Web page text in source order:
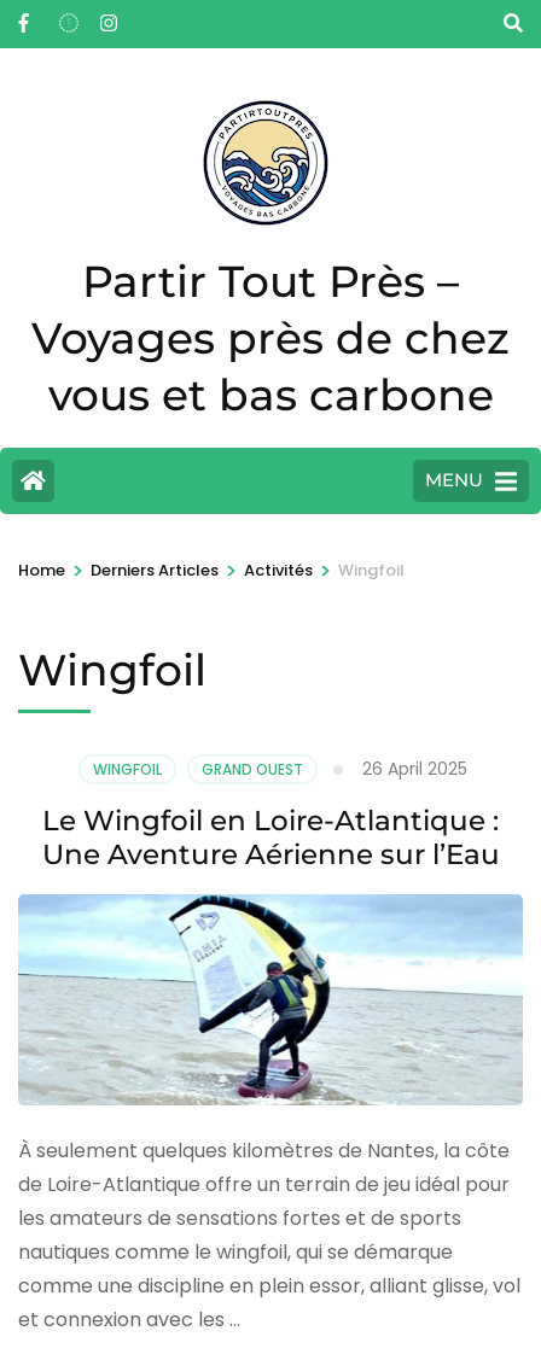
Partir Tout Près –
Voyages près de chez
vous et bas carbone
MENU
Home > Derniers Articles > Activités > Wingfoil
Wingfoil
WINGFOIL GRAND OUEST 26 April 2025
Le Wingfoil en Loire-Atlantique :
Une Aventure Aérienne sur l’Eau
À seulement quelques kilomètres de Nantes, la côte
de Loire-Atlantique offre un terrain de jeu idéal pour
les amateurs de sensations fortes et de sports
nautiques comme le wingfoil, qui se démarque
comme une discipline en plein essor, alliant glisse, vol
et connexion avec les …